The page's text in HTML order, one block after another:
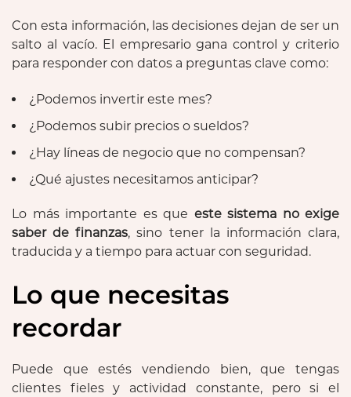
Con esta información, las decisiones dejan de ser un
salto al vacío. El empresario gana control y criterio
para responder con datos a preguntas clave como:
¿Podemos invertir este mes?
¿Podemos subir precios o sueldos?
¿Hay líneas de negocio que no compensan?
¿Qué ajustes necesitamos anticipar?
Lo más importante es que este sistema no exige
saber de finanzas, sino tener la información clara,
traducida y a tiempo para actuar con seguridad.
Lo que necesitas
recordar
Puede que estés vendiendo bien, que tengas
clientes fieles y actividad constante, pero si el